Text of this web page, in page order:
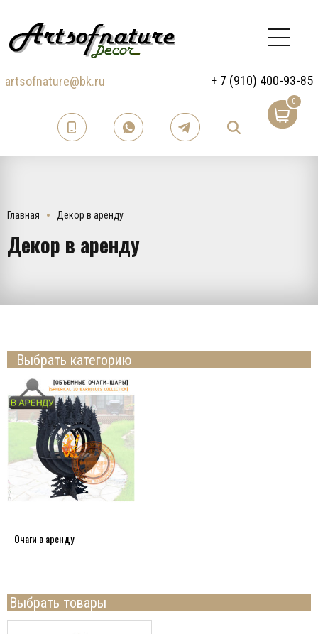
artsofnature@bk.ru + 7 (910) 400-93-85
0
Главная Декор в аренду
Декор в аренду
Выбрать категорию
Очаги в аренду
Выбрать товары